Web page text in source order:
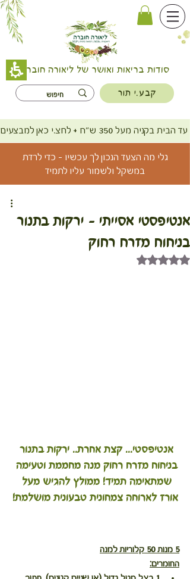
סודות בריאות ואושר של ליאורה חוברה
קבע.י תור
ש"ח + לחצ.י כאן למבצעים
גלי מה הצעד הנכון לך עכשיו - כדי לרדת
במשקל ולשמור עליו לתמיד
אנטיפסטי אסייתי - ירקות בתנור
בניחוח מזרח רחוק
דירוג של NaN מתוך 5 כוכבים
אנטיפסטי... קצת אחרת.. ירקות בתנור
בניחוח מזרח רחוק מנה מחממת וטעימה
שמתאימה תמיד! ממולץ להגיש מעל
אורז לארוחה צמחונית טבעונית מושלמת!
5 מנות 50 קלוריות למנה
החומרים: